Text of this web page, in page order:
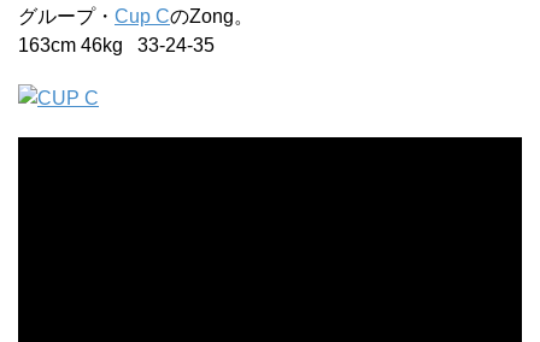
グループ・ Cup CのZong。
163cm 46kg 33-24-35